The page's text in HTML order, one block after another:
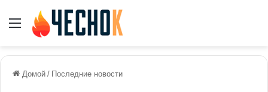
Меню
Домой / Последние новости